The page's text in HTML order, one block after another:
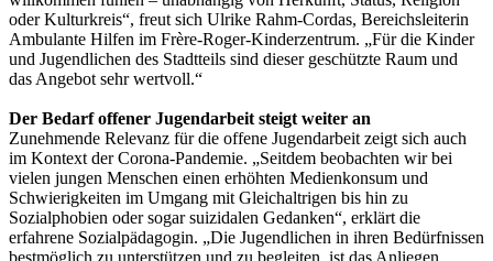
oder Kulturkreis“, freut sich Ulrike Rahm-Cordas, Bereichsleiterin
Ambulante Hilfen im Frère-Roger-Kinderzentrum. „Für die Kinder
und Jugendlichen des Stadtteils sind dieser geschützte Raum und
das Angebot sehr wertvoll.“
Der Bedarf offener Jugendarbeit steigt weiter an
Zunehmende Relevanz für die offene Jugendarbeit zeigt sich auch
im Kontext der Corona-Pandemie. „Seitdem beobachten wir bei
vielen jungen Menschen einen erhöhten Medienkonsum und
Schwierigkeiten im Umgang mit Gleichaltrigen bis hin zu
Sozialphobien oder sogar suizidalen Gedanken“, erklärt die
erfahrene Sozialpädagogin. „Die Jugendlichen in ihren Bedürfnissen
bestmöglich zu unterstützen und zu begleiten, ist das Anliegen